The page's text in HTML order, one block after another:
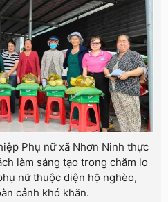
Phụ nữ xã Nhơn Ninh thực
làm sáng tạo trong chăm lo
nữ thuộc diện hộ nghèo,
cảnh khó khăn.